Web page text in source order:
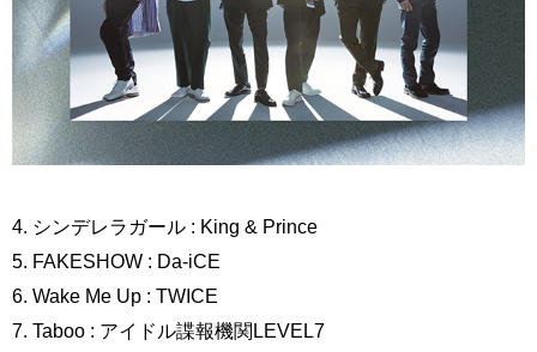
4. シンデレラガール : King & Prince
5. FAKESHOW : Da-iCE
6. Wake Me Up : TWICE
7. Taboo : アイドル諜報機関LEVEL7